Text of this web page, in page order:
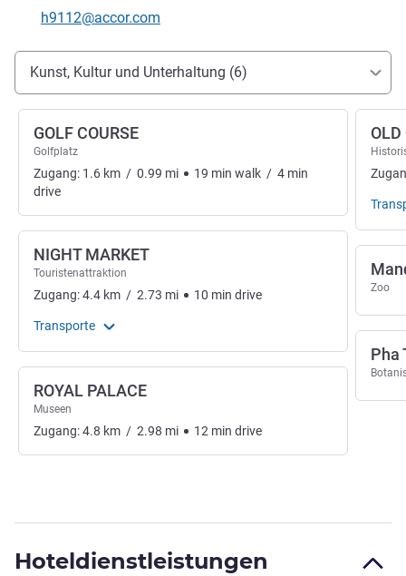
Kontakt-E-Mail
h9112@accor.com
Erreichbarkeit und Anbindung
Kunst, Kultur und Unterhaltung (6)
GOLF COURSE
Golfplatz
Zugang: 1.6 km / 0.99 mi 19 min walk / 4 min
drive
NIGHT MARKET
Touristenattraktion
Zugang:4.4 km / 2.73 mi 10 min drive
Transporte
ROYAL PALACE
Museen
Zugang:4.8 km / 2.98 mi 12 min drive
OLD
Zoo
Pha
Hoteldienstleistungen